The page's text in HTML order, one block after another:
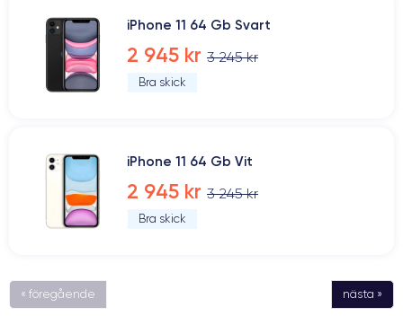
iPhone 11 64 Gb Svart
2 945 kr 3 245 kr
Bra skick
iPhone 11 64 Gb Vit
2 945 kr 3 245 kr
Bra skick
« föregående nästa »